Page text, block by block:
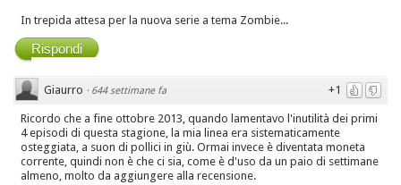
In trepida attesa per la nuova serie a tema Zombie...
Rispondi
+1
Giaurro · 644 settimane fa
Ricordo che a fine ottobre 2013, quando lamentavo l'inutilità dei primi
4 episodi di questa stagione, la mia linea era sistematicamente
osteggiata, a suon di pollici in giù. Ormai invece è diventata moneta
corrente, quindi non è che ci sia, come è d'uso da un paio di settimane
almeno, molto da aggiungere alla recensione.